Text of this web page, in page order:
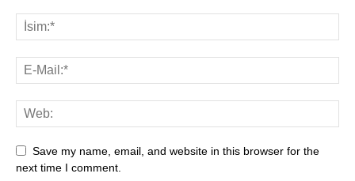
Save my name, email, and website in this browser for the
next time I comment.